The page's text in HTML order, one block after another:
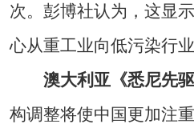
次。彭博社认为，这显
心从重工业向低污染行
澳大利亚《悉尼先驱
构调整将使中国更加注